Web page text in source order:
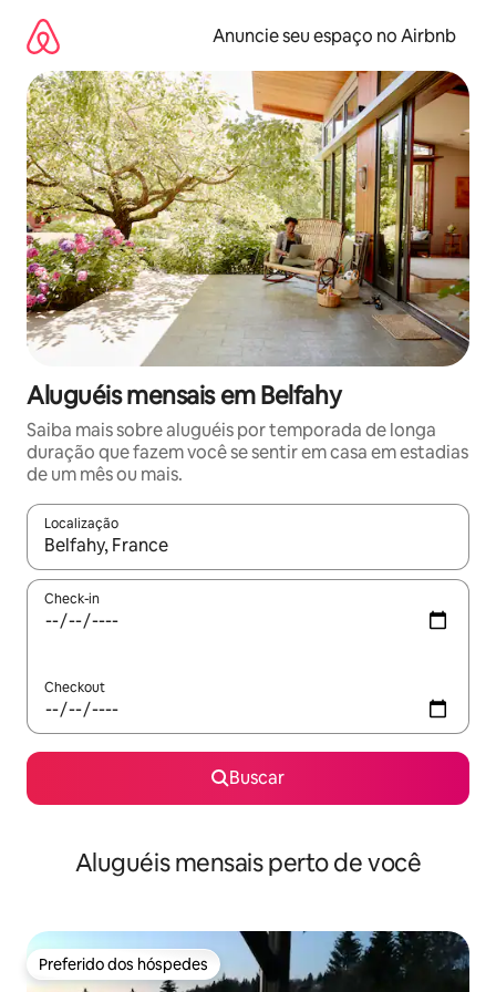
para
conteúdo
Anuncie seu espaço no Airbnb
Aluguéis mensais em Belfahy
Saiba mais sobre aluguéis por temporada de longa
duração que fazem você se sentir em casa em estadias
de um mês ou mais.
Localização
Quando os resultados estiverem disponíveis, explore-os
Check-in
Checkout
Buscar
Aluguéis mensais perto de você
Preferido dos hóspedes
Preferido dos hóspedes